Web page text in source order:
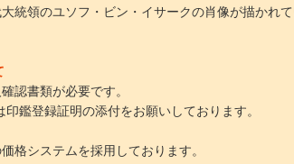
統領のユソフ・ビン・イサークの肖像が描かれて
認書類が必要です。
鑑登録証明の添付をお願いしております。
格システムを採用しております。